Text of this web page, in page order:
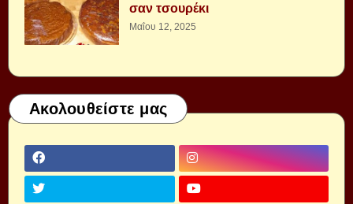
σαν τσουρέκι
Μαΐου 12, 2025
Ακολουθείστε μας